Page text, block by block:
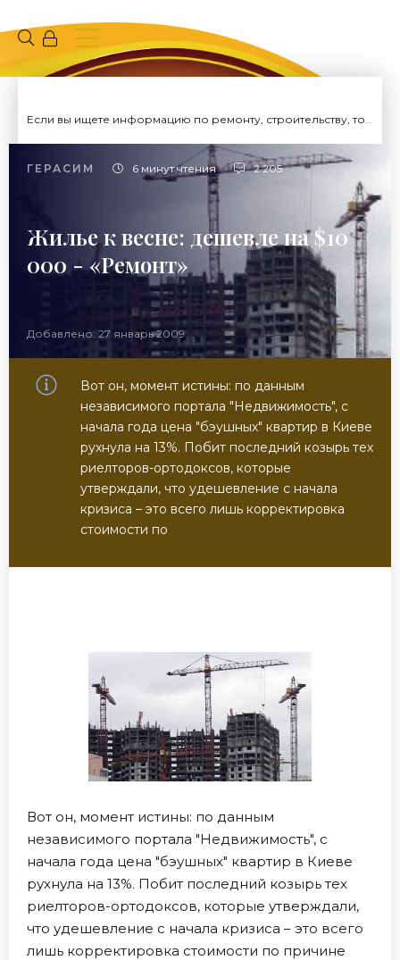
Если вы ищете информацию по ремонту, строительству, то вы попали на нужный сайт.
ГЕРАСИМ 6 минут чтения 2 205
Жилье к весне: дешевле на $10
000 - «Ремонт»
Добавлено: 27 январь 2009
Вот он, момент истины: по данным
независимого портала "Недвижимость", с
начала года цена "бэушных" квартир в Киеве
рухнула на 13%. Побит последний козырь тех
риелторов-ортодоксов, которые
утверждали, что удешевление с начала
кризиса – это всего лишь корректировка
стоимости по
Вот он, момент истины: по данным
независимого портала "Недвижимость", с
начала года цена "бэушных" квартир в Киеве
рухнула на 13%. Побит последний козырь тех
риелторов-ортодоксов, которые утверждали,
что удешевление с начала кризиса – это всего
лишь корректировка стоимости по причине